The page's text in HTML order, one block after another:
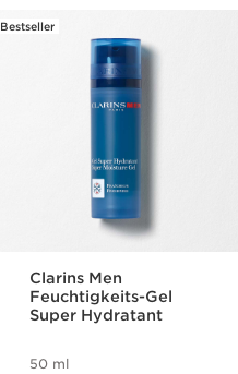
Bestseller
Clarins Men
Feuchtigkeits-Gel
Super Hydratant
50 ml